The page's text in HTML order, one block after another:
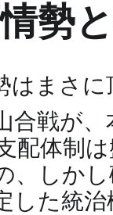
勢
はまさ
合戦が
配体制
、しか
した統